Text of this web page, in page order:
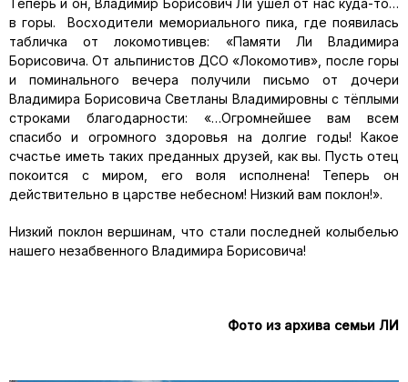
Теперь и он, Владимир Борисович Ли ушёл от нас куда-то…
в горы. Восходители мемориального пика, где появилась
табличка от локомотивцев: «Памяти Ли Владимира
Борисовича. От альпинистов ДСО «Локомотив», после горы
и поминального вечера получили письмо от дочери
Владимира Борисовича Светланы Владимировны с тёплыми
строками благодарности: «…Огромнейшее вам всем
спасибо и огромного здоровья на долгие годы! Какое
счастье иметь таких преданных друзей, как вы. Пусть отец
покоится с миром, его воля исполнена! Теперь он
действительно в царстве небесном! Низкий вам поклон!».
Низкий поклон вершинам, что стали последней колыбелью
нашего незабвенного Владимира Борисовича!
Фото из архива семьи ЛИ